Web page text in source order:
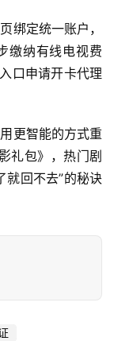
绑定统一账户，
缴纳有线电视费
口申请开卡代理
更智能的方式重
礼包》，热门剧
回不去”的秘诀